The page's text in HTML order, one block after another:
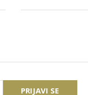
PRIJAVI SE